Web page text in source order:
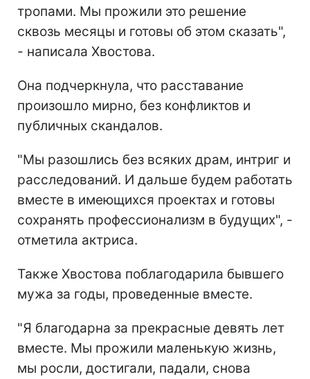
тропами. Мы прожили это решение
сквозь месяцы и готовы об этом сказать",
- написала Хвостова.
Она подчеркнула, что расставание
произошло мирно, без конфликтов и
публичных скандалов.
"Мы разошлись без всяких драм, интриг и
расследований. И дальше будем работать
вместе в имеющихся проектах и готовы
сохранять профессионализм в будущих", -
отметила актриса.
Также Хвостова поблагодарила бывшего
мужа за годы, проведенные вместе.
"Я благодарна за прекрасные девять лет
вместе. Мы прожили маленькую жизнь,
мы росли, достигали, падали, снова